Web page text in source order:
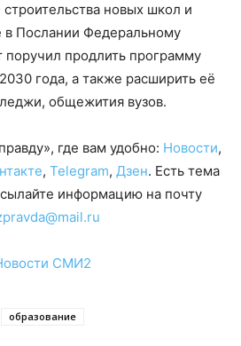
новых школ и
в Послании Федеральному
продлить программу
года, а также расширить её
общежития вузов.
где вам удобно: Новости,
, Telegram, Дзен. Есть тема
информацию на почту
СМИ2
образование